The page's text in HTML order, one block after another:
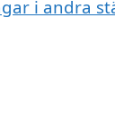
i andra